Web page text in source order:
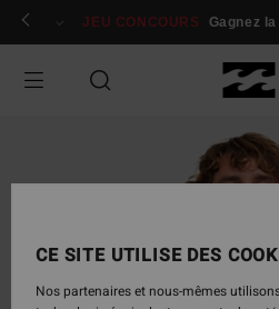
Passer
Se connecter / s'inscrire
JEU CONCOURS Gagnez
CE SITE UTILISE DES
Nos partenaires et nous-mêmes